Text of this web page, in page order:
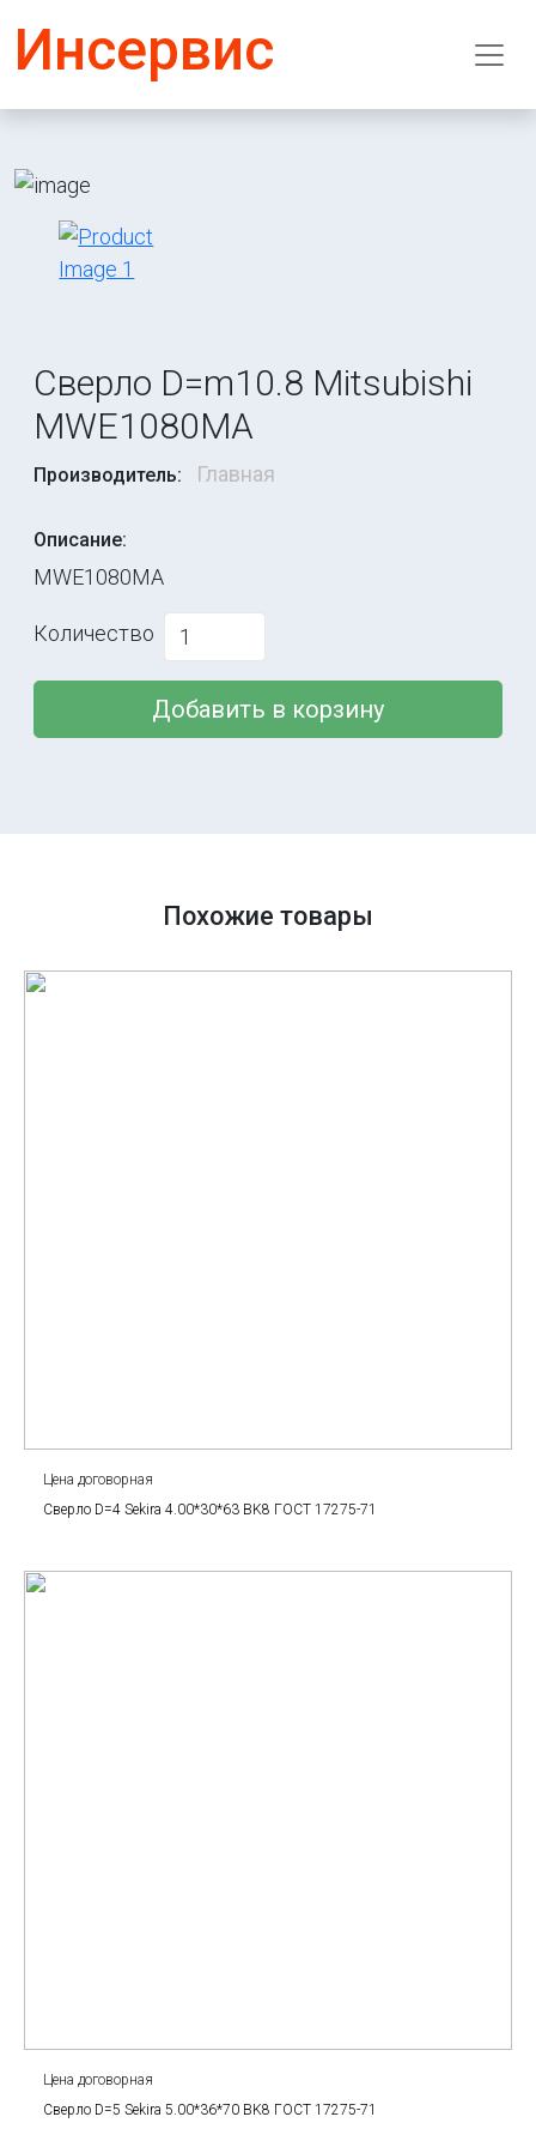
Инсервис
Сверло D=m10.8 Mitsubishi
MWE1080MA
Производитель: Главная
Описание:
MWE1080MA
Количество
Добавить в корзину
Похожие товары
Цена договорная
Сверло D=4 Sekira 4.00*30*63 BK8 ГОСТ 17275-71
Цена договорная
Сверло D=5 Sekira 5.00*36*70 BK8 ГОСТ 17275-71